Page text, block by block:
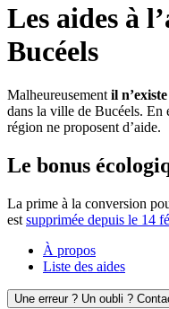
Les aides à
Bucéels
Malheureusement il
dans la ville de Bucéels.
région ne proposent d’aide.
Le bonus
La prime à la conversion
est supprimée depuis le 14
À propos
Liste des aides
Une erreur ? Un oubli ?